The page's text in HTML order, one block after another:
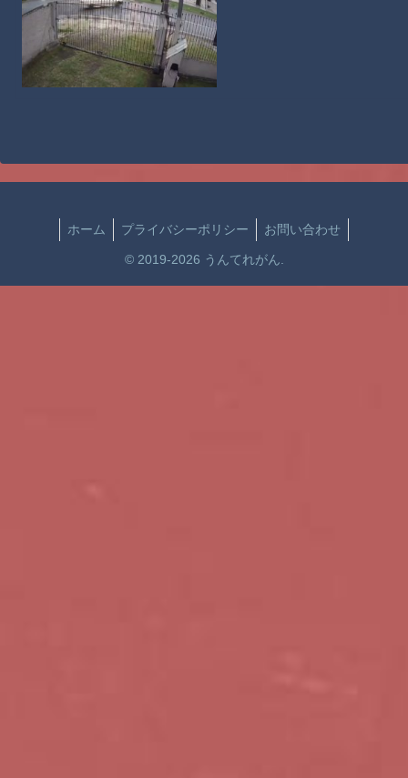
ホーム プライバシーポリシー お問い合わせ
© 2019-2026 うんてれがん.